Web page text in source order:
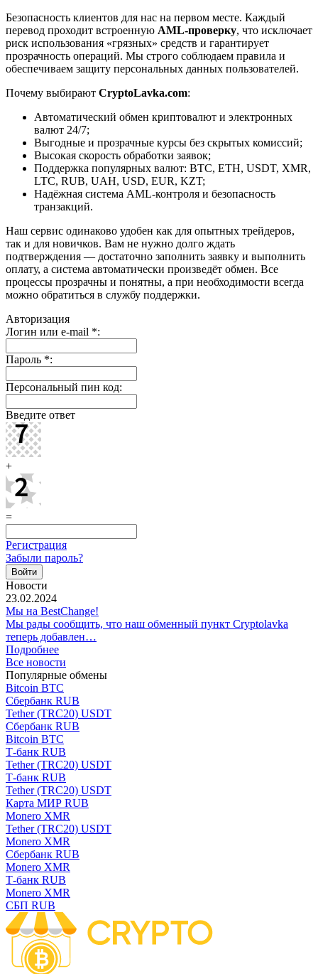
Безопасность клиентов для нас на первом месте. Каждый
перевод проходит встроенную AML-проверку, что исключает
риск использования «грязных» средств и гарантирует
прозрачность операций. Мы строго соблюдаем правила и
обеспечиваем защиту персональных данных пользователей.
Почему выбирают CryptoLavka.com:
Автоматический обмен криптовалют и электронных
валют 24/7;
Выгодные и прозрачные курсы без скрытых комиссий;
Высокая скорость обработки заявок;
Поддержка популярных валют: BTC, ETH, USDT, XMR,
LTC, RUB, UAH, USD, EUR, KZT;
Надёжная система AML-контроля и безопасность
транзакций.
Наш сервис одинаково удобен как для опытных трейдеров,
так и для новичков. Вам не нужно долго ждать
подтверждения — достаточно заполнить заявку и выполнить
оплату, а система автоматически произведёт обмен. Все
процессы прозрачны и понятны, а при необходимости всегда
можно обратиться в службу поддержки.
Авторизация
Логин или e-mail *:
Пароль *:
Персональный пин код:
Введите ответ
+
=
Регистрация
Забыли пароль?
Новости
23.02.2024
Мы на BestChange!
Мы рады сообщить, что наш обменный пункт Cryptolavka
теперь добавлен…
Подробнее
Все новости
Популярные обмены
Bitcoin BTC
Сбербанк RUB
Tether (TRC20) USDT
Сбербанк RUB
Bitcoin BTC
Т-банк RUB
Tether (TRC20) USDT
Т-банк RUB
Tether (TRC20) USDT
Карта МИР RUB
Monero XMR
Tether (TRC20) USDT
Monero XMR
Сбербанк RUB
Monero XMR
Т-банк RUB
Monero XMR
СБП RUB